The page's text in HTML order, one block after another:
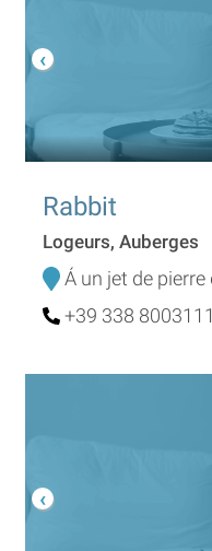
Rabbit
Logeurs, Auberges
+39 338 8003111